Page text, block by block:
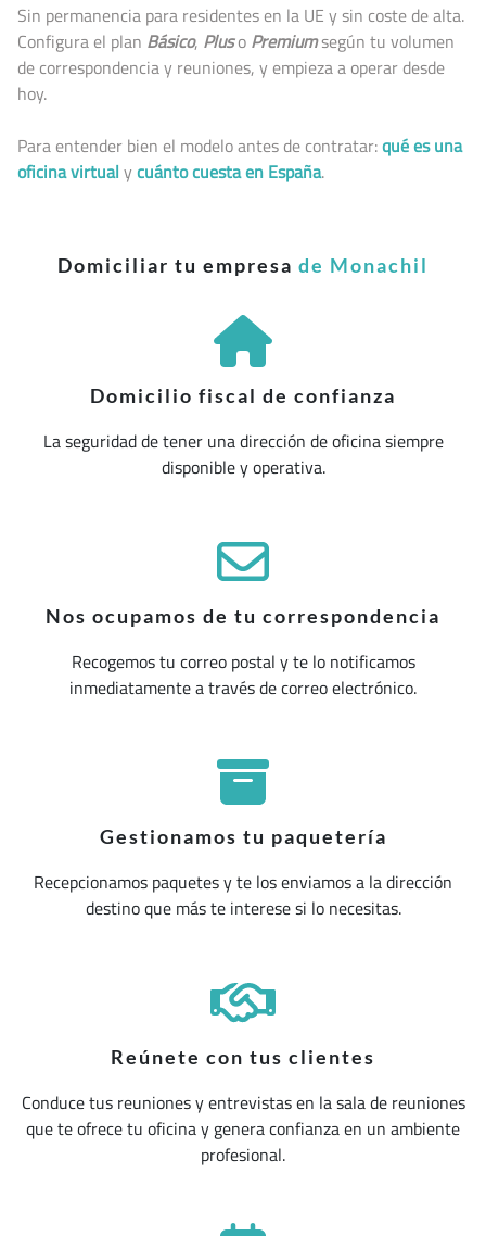
Sin permanencia para residentes en la UE y sin coste de alta.
Configura el plan Básico, Pluso Premiumsegún tu volumen
de correspondencia y reuniones, y empieza a operar desde
hoy.
Para entender bien el modelo antes de contratar:qué es una
oficina virtual ycuánto cuesta en España.
Domiciliar tu empresa de Monachil
Domicilio fiscal de confianza
La seguridad de tener una dirección de oficina siempre
disponible y operativa.
Nos ocupamos de tu correspondencia
Recogemos tu correo postal y te lo notificamos
inmediatamente a través de correo electrónico.
Gestionamos tu paquetería
Recepcionamos paquetes y te los enviamos a la dirección
destino que más te interese si lo necesitas.
Reúnete con tus clientes
Conduce tus reuniones y entrevistas en la sala de reuniones
que te ofrece tu oficina y genera confianza en un ambiente
profesional.